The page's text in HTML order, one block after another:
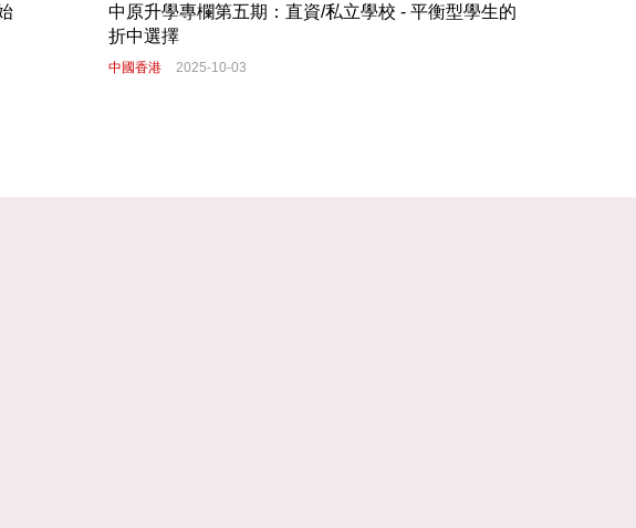
中原升學專欄第五期：直資/私立學校 - 平衡型學生的
折中選擇
中國香港 2025-10-03